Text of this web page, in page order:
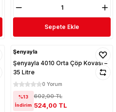
Sepete Ekle
Şenyayla
Şenyayla 4010 Orta Çöp Kovası –
35 Litre
0 Yorum
%13
İndirim
602,00 TL
524,00 TL